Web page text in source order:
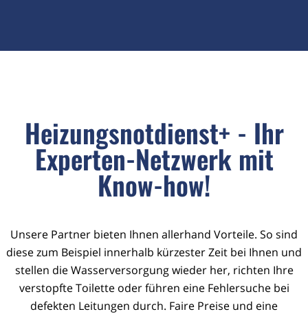
Heizungsnotdienst+ - Ihr
Experten-Netzwerk mit
Know-how!
Unsere Partner bieten Ihnen allerhand Vorteile. So sind
diese zum Beispiel innerhalb kürzester Zeit bei Ihnen und
stellen die Wasserversorgung wieder her, richten Ihre
verstopfte Toilette oder führen eine Fehlersuche bei
defekten Leitungen durch. Faire Preise und eine